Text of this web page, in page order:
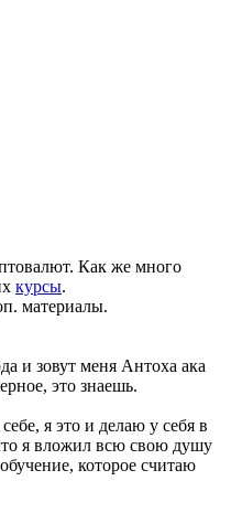
Как же много
курсы.
материалы.
и зовут меня Антоха ака
это знаешь.
я это и делаю у себя в
я вложил всю свою душу
которое считаю